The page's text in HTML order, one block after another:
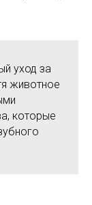
уход за
животное
которые